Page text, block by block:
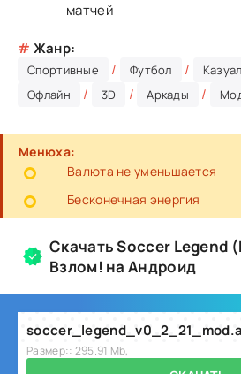
матчей
# Жанр:
Спортивные / Футбол /
Офлайн / 3D / Аркады /
Менюха:
Валюта не уменьшается
Бесконечная энергия
Скачать Soccer Legend
Взлом! на Андроид
Размер:: 295.91 Mb,